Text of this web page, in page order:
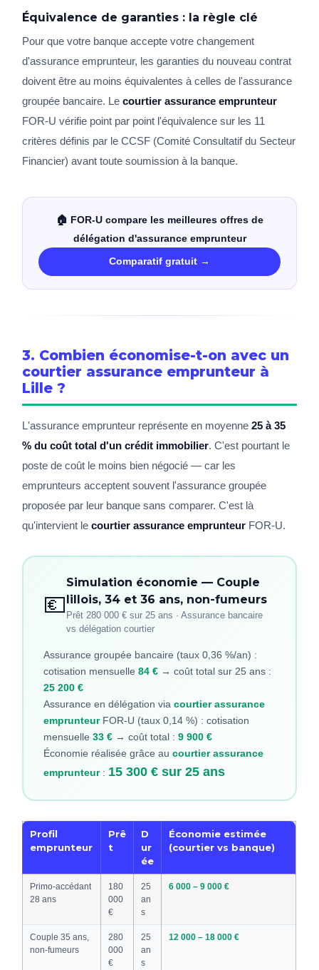
Équivalence de garanties : la règle clé
Pour que votre banque accepte votre changement
d'assurance emprunteur, les garanties du nouveau contrat
doivent être au moins équivalentes à celles de l'assurance
groupée bancaire. Lecourtier assurance emprunteur
FOR-U vérifie point par point l'équivalence sur les 11
critères définis par le CCSF (Comité Consultatif du Secteur
Financier) avant toute soumission à la banque.
🏠 FOR-U compare les meilleures offres de
délégation d'assurance emprunteur
Comparatif gratuit →
3. Combien économise-t-on avec un
courtier assurance emprunteur à
Lille ?
L'assurance emprunteur représente en moyenne25 à 35
% du coût total d'un crédit immobilier. C'est pourtant le
poste de coût le moins bien négocié — car les
emprunteurs acceptent souvent l'assurance groupée
proposée par leur banque sans comparer. C'est là
qu'intervient lecourtier assurance emprunteur FOR-U.
💶
Simulation économie — Couple
lillois, 34 et 36 ans, non-fumeurs
Prêt 280 000 € sur 25 ans · Assurance bancaire
vs délégation courtier
Assurance groupée bancaire (taux 0,36 %/an) :
cotisation mensuelle84 € → coût total sur 25 ans :
25 200 €
Assurance en délégation viacourtier assurance
emprunteurFOR-U (taux 0,14 %) : cotisation
mensuelle33 € → coût total :9 900 €
Économie réalisée grâce aucourtier assurance
emprunteur: 15 300 € sur 25 ans
Profil
emprunteur
Prê
t
D
ur
ée
Économie estimée
(courtier vs banque)
Primo-accédant
28 ans
180
000
€
25
an
s
6 000 – 9 000 €
Couple 35 ans,
non-fumeurs
280
000
€
25
an
s
12 000 – 18 000 €